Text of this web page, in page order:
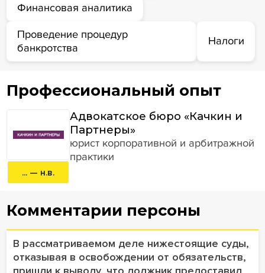
Финансовая аналитика
Проведение процедур
банкротства
Налоги
Профессиональный опыт
... — н.в.
Адвокатское бюро «Качкин и
Партнеры»
юрист корпоративной и арбитражной
практики
Комментарии персоны
В рассматриваемом деле нижестоящие суды,
отказывая в освобождении от обязательств,